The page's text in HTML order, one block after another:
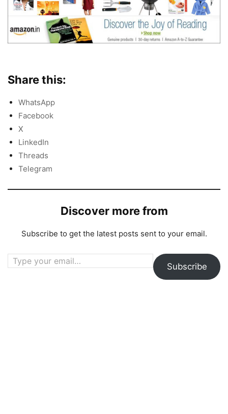
Share this:
WhatsApp
Facebook
X
LinkedIn
Threads
Telegram
Discover more from
Subscribe to get the latest posts sent to your email.
Type your email…
Subscribe